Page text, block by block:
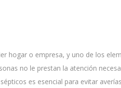
hogar o empresa, y uno de los
no le prestan la atención
es esencial para evitar